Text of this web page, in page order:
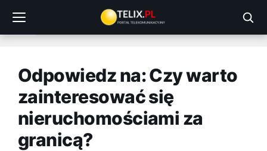
treści
Odpowiedz na: Czy warto
zainteresować się
nieruchomościami za
granicą?